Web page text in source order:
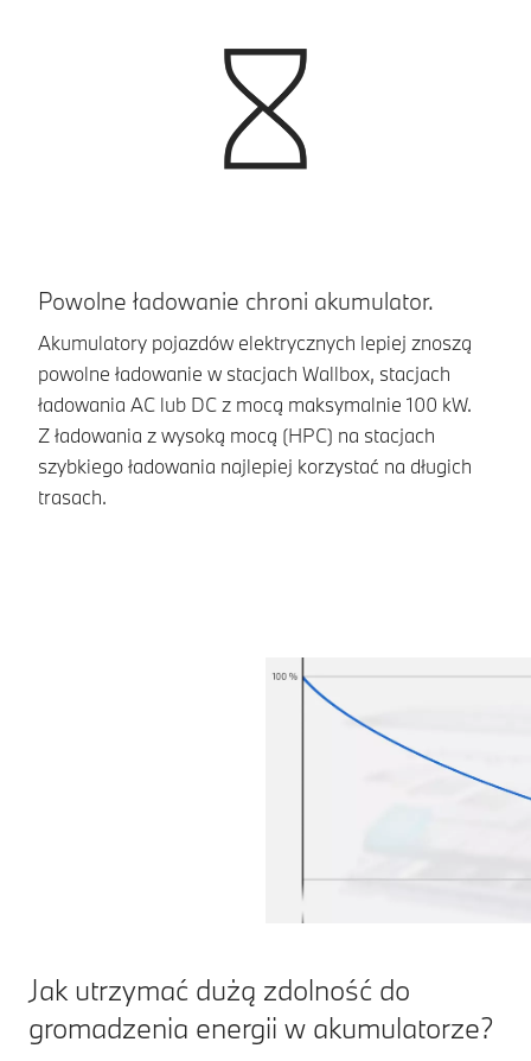
Powolne ładowanie chroni akumulator.
Akumulatory pojazdów elektrycznych lepiej znoszą
powolne ładowanie w stacjach Wallbox, stacjach
ładowania AC lub DC z mocą maksymalnie 100 kW.
Z ładowania z wysoką mocą (HPC) na stacjach
szybkiego ładowania najlepiej korzystać na długich
trasach.
Jak utrzymać dużą zdolność do
gromadzenia energii w akumulatorze?